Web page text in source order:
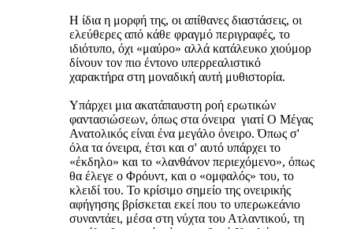
Η ίδια η μορφή της, οι απίθανες διαστάσεις, οι
ελεύθερες από κάθε φραγμό περιγραφές, το
ιδιότυπο, όχι «μαύρο» αλλά κατάλευκο χιούμορ
δίνουν τον πιο έντονο υπερρεαλιστικό
χαρακτήρα στη μοναδική αυτή μυθιστορία.
Υπάρχει μια ακατάπαυστη ροή ερωτικών
φαντασιώσεων, όπως στα όνειρα ­ γιατί Ο Μέγας
Ανατολικός είναι ένα μεγάλο όνειρο. Όπως σ'
όλα τα όνειρα, έτσι και σ' αυτό υπάρχει το
«έκδηλο» και το «λανθάνον περιεχόμενο», όπως
θα έλεγε ο Φρόυντ, και ο «ομφαλός» του, το
κλειδί του. Το κρίσιμο σημείο της ονειρικής
αφήγησης βρίσκεται εκεί που το υπερωκεάνιο
συναντάει, μέσα στη νύχτα του Ατλαντικού, τη